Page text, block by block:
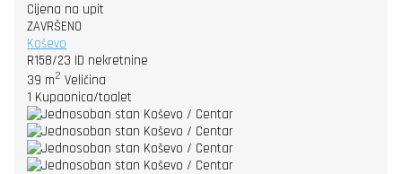
Cijena na upit
ZAVRŠENO
Koševo
R158/23 ID nekretnine
39 m2 Veličina
1 Kupaonica/toalet